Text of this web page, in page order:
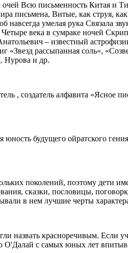
Всю письменность Китая и
письмена, Витые, как струя,
умелая рука Связала
века в сумраке ночей
– известный
рассыпанная соль»,
Нурова и др.
создатель алфавита «Ясное
юность будущего ойратского
поколений, поэтому дети
сказки, пословицы,
в нем лучшие черты
назвать красноречивым. Если
О'Далай с самых юных лет